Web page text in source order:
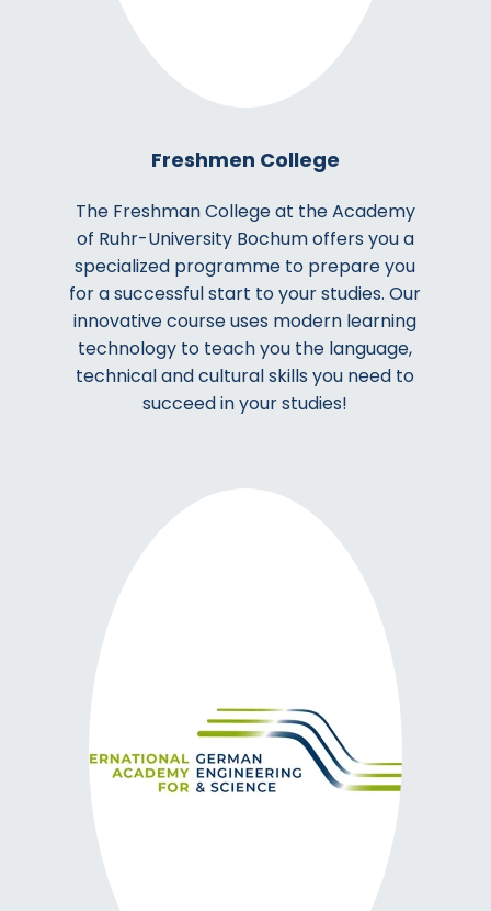
Freshmen College
The Freshman College at the Academy
of Ruhr-University Bochum offers you a
specialized programme to prepare you
for a successful start to your studies. Our
innovative course uses modern learning
technology to teach you the language,
technical and cultural skills you need to
succeed in your studies!